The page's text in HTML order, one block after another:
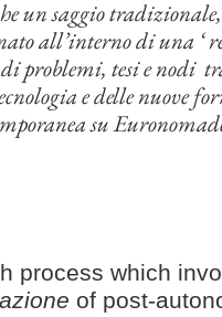
un saggio
all’interno di una ‘
di problemi, tesi e nodi
e delle nuove
su
process which
of post-